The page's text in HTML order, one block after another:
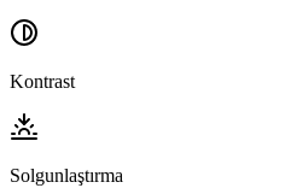
Kontrast
Solgunlaştırma